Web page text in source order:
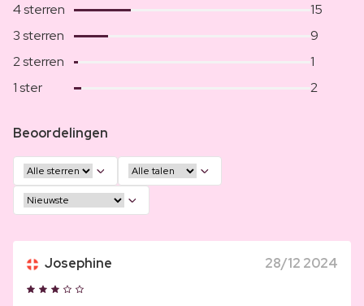
4 sterren
15
3 sterren
9
2 sterren
1
1 ster
2
Beoordelingen
Josephine 28/12 2024